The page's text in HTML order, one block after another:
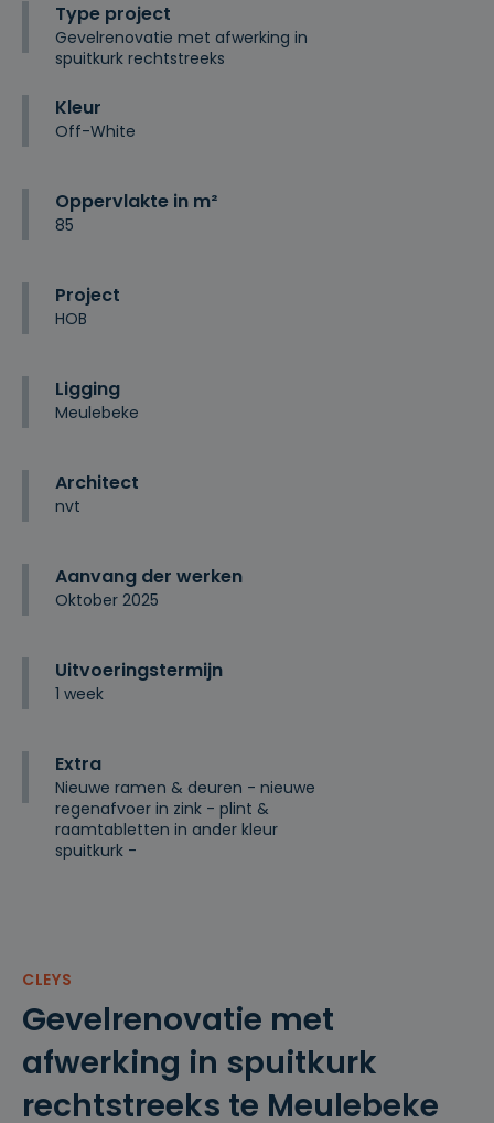
Type project
Gevelrenovatie met afwerking in
spuitkurk rechtstreeks
Kleur
Off-White
Oppervlakte in m²
85
Project
HOB
Ligging
Meulebeke
Architect
nvt
Aanvang der werken
Oktober 2025
Uitvoeringstermijn
1 week
Extra
Nieuwe ramen & deuren - nieuwe
regenafvoer in zink - plint &
raamtabletten in ander kleur
spuitkurk -
CLEYS
Gevelrenovatie met
afwerking in spuitkurk
rechtstreeks te Meulebeke